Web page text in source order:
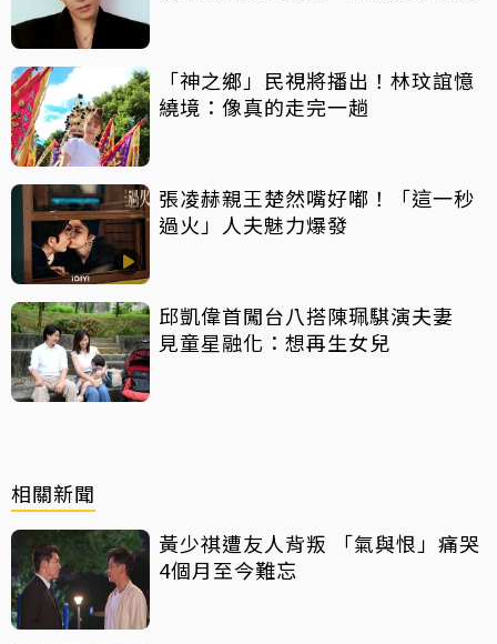
「神之鄉」民視將播出！林玟誼憶
繞境：像真的走完一趟
張凌赫親王楚然嘴好嘟！「這一秒
過火」人夫魅力爆發
邱凱偉首闖台八搭陳珮騏演夫妻
見童星融化：想再生女兒
相關新聞
黃少祺遭友人背叛 「氣與恨」痛哭
4個月至今難忘